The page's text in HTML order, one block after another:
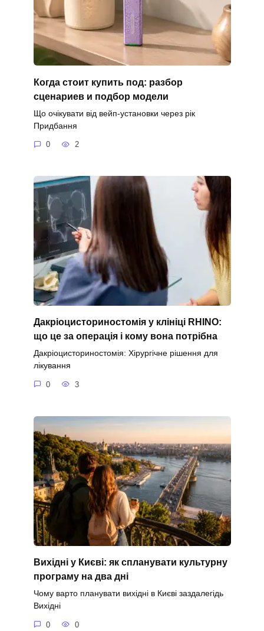
Когда стоит купить под: разбор
сценариев и подбор модели
Що очікувати від вейп-установки через рік
Придбання
0 2
Дакріоцисториностомія у клініці RHINO:
що це за операція і кому вона потрібна
Дакріоцисториностомія: Хірургічне рішення для
лікування
0 3
Вихідні у Києві: як спланувати культурну
програму на два дні
Чому варто планувати вихідні в Києві заздалегідь
Вихідні
0 0